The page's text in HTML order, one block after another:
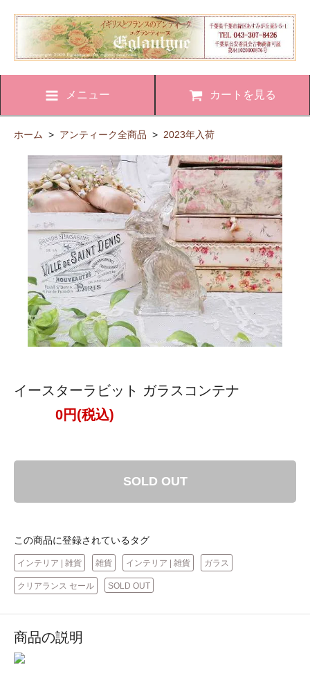
メニュー カートを見る
ホーム > アンティーク全商品 > 2023年入荷
イースターラビット ガラスコンテナ
0円(税込)
SOLD OUT
この商品に登録されているタグ
インテリア | 雑貨 雑貨 インテリア | 雑貨 ガラス
クリアランス セール SOLD OUT
商品の説明